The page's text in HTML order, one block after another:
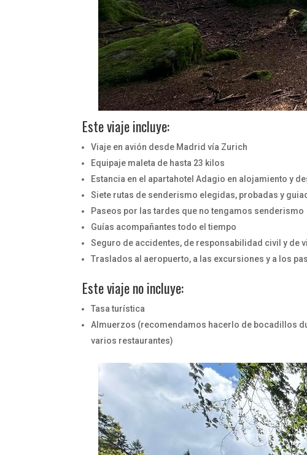
Este viaje incluye:
Viaje en avión desde Madrid vía Zurich
Equipaje maleta de hasta 23 kilos
Estancia en el apartahotel Adagio en alojamiento y
Siete rutas de senderismo elegidas, probadas y
Paseos por las tardes que no tengamos senderismo
Guías acompañantes todo el tiempo
Seguro de accidentes, de responsabilidad civil y de
Traslados al aeropuerto, a las excursiones y a los
Este viaje no incluye:
Tasa turística
Almuerzos (recomendamos hacerlo de bocadillos
varios restaurantes)